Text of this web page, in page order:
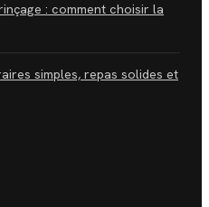
: comment choisir la
simples, repas solides et